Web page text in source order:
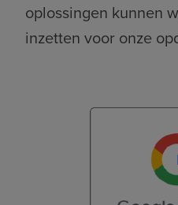
oplossingen kunnen
inzetten voor onze